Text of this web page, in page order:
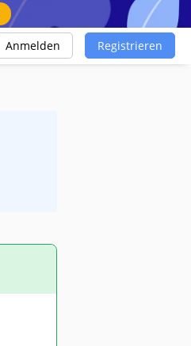
Anmelden Registrieren